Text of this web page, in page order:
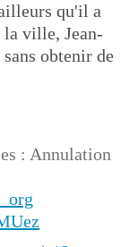
qu'il a
la ville, Jean-
obtenir de
: Annulation